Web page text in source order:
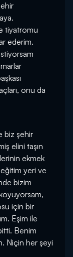
tiyatromu
ederim.
onu da
biz şehir
elini taşın
ekmek
eğitim yeri ve
bizim
için bir
Eşim ile
Benim
Niçin her şeyi